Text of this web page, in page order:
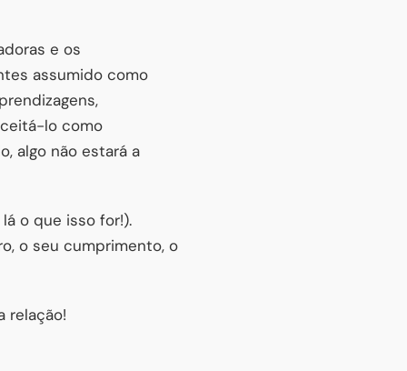
e os
assumido como
lo como
algo não estará a
o que isso for!).
o seu cumprimento, o
relação!